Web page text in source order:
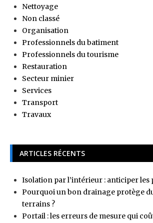
Nettoyage
Non classé
Organisation
Professionnels du batiment
Professionnels du tourisme
Restauration
Secteur minier
Services
Transport
Travaux
ARTICLES RÉCENTS
Isolation par l’intérieur : anticiper les
Pourquoi un bon drainage protège
terrains ?
Portail : les erreurs de mesure qui